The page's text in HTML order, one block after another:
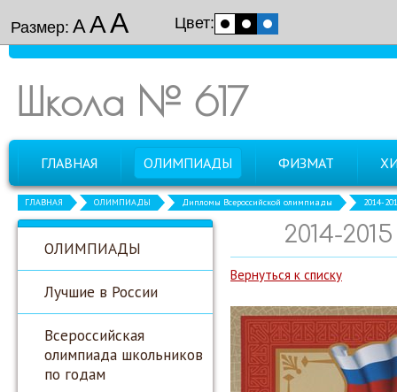
Размер: ААА Цвет:
Школа № 617
ГЛАВНАЯ ОЛИМПИАДЫ ФИЗМАТ
ГЛАВНАЯ ОЛИМПИАДЫ Дипломы Всероссийской олимпиады 2014-
ОЛИМПИАДЫ
Лучшие в России
Всероссийская
олимпиада школьников
по годам
2014-
Вернуться к списку